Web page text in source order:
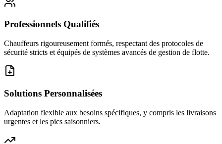
Professionnels Qualifiés
Chauffeurs rigoureusement formés, respectant des protocoles de
sécurité stricts et équipés de systèmes avancés de gestion de flotte.
Solutions Personnalisées
Adaptation flexible aux besoins spécifiques, y compris les livraisons
urgentes et les pics saisonniers.